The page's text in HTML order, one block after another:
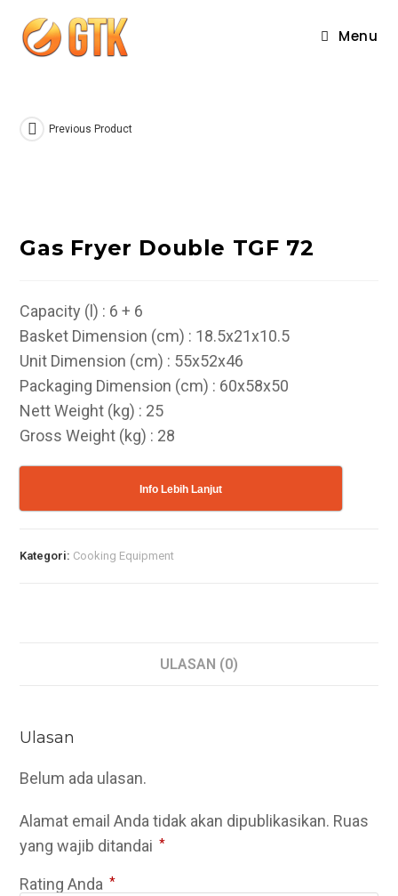
content
Menu
Previous Product
Gas Fryer Double TGF 72
Capacity (l) : 6 + 6
Basket Dimension (cm) : 18.5x21x10.5
Unit Dimension (cm) : 55x52x46
Packaging Dimension (cm) : 60x58x50
Nett Weight (kg) : 25
Gross Weight (kg) : 28
Info Lebih Lanjut
Kategori: Cooking Equipment
ULASAN (0)
Ulasan
Belum ada ulasan.
Alamat email Anda tidak akan dipublikasikan. Ruas
yang wajib ditandai *
Rating Anda *